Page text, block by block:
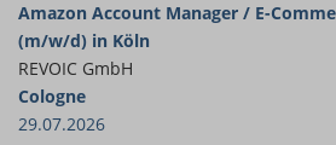
Amazon Account Manager / E-
(m/w/d) in Köln
REVOIC GmbH
Cologne
29.07.2026